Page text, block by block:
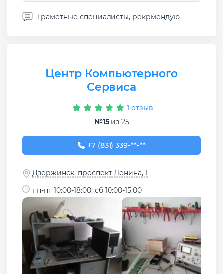
Грамотные специалисты, рекрмендую
Центр Компьютерного
Сервиса
1 отзыв
№15из 25
+7 (831) 339-70-10
+7 (831) 339-**-**
Дзержинск, проспект Ленина, 1
пн-пт 10:00-18:00; сб 10:00-15:00